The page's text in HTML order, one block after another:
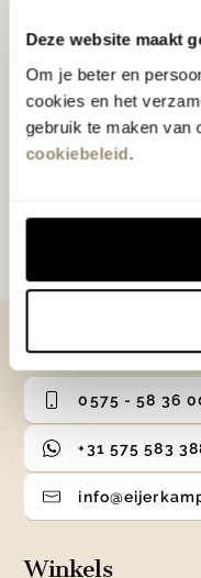
Deze website maakt
Om je beter en
cookies en het
gebruik te maken van
cookiebeleid.
Door te abonneren
Contact
0575 - 58 36
+31 575 583
Winkels